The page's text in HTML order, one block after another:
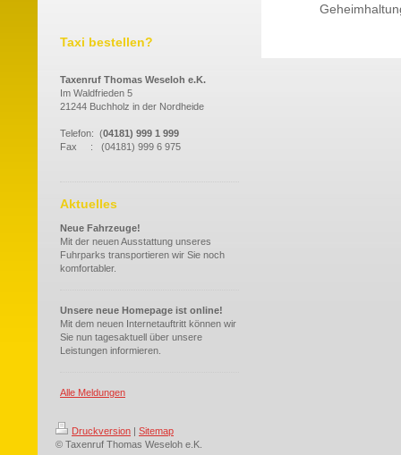
Taxi bestellen?
Taxenruf Thomas Weseloh e.K.
Im Waldfrieden 5
21244 Buchholz in der Nordheide
Telefon: (04181) 999 1 999
Fax : (04181) 999 6 975
Aktuelles
Neue Fahrzeuge!
Mit der neuen Ausstattung unseres
Fuhrparks transportieren wir Sie noch
komfortabler.
Unsere neue Homepage ist online!
Mit dem neuen Internetauftritt können wir
Sie nun tagesaktuell über unsere
Leistungen informieren.
Alle Meldungen
Druckversion | Sitemap
© Taxenruf Thomas Weseloh e.K.